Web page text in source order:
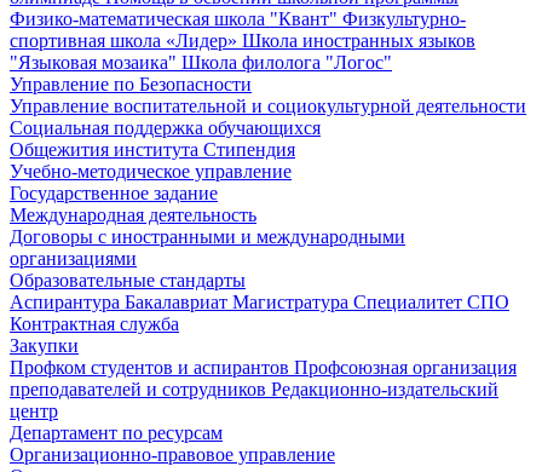
Физико-математическая школа "Квант" Физкультурно-
спортивная школа «Лидер» Школа иностранных языков
"Языковая мозаика" Школа филолога "Логос"
Управление по Безопасности
Управление воспитательной и социокультурной деятельности
Социальная поддержка обучающихся
Общежития института Стипендия
Учебно-методическое управление
Государственное задание
Международная деятельность
Договоры с иностранными и международными
организациями
Образовательные стандарты
Аспирантура Бакалавриат Магистратура Специалитет СПО
Контрактная служба
Закупки
Профком студентов и аспирантов Профсоюзная организация
преподавателей и сотрудников Редакционно-издательский
центр
Департамент по ресурсам
Организационно-правовое управление